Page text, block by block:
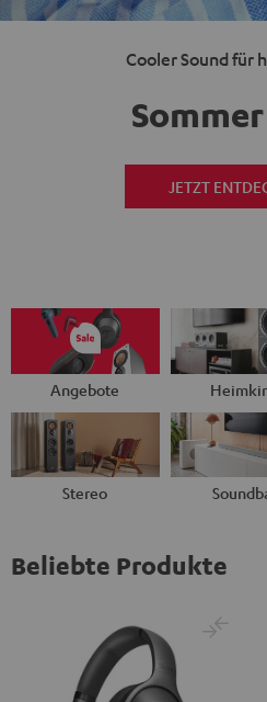
Cooler Sound für
JETZT
Angebote
Stereo
Beliebte Produkte